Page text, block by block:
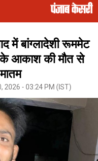
में बांग्लादेशी रूममेट
के आकाश की मौत से
2026 - 03:24 PM (IST)